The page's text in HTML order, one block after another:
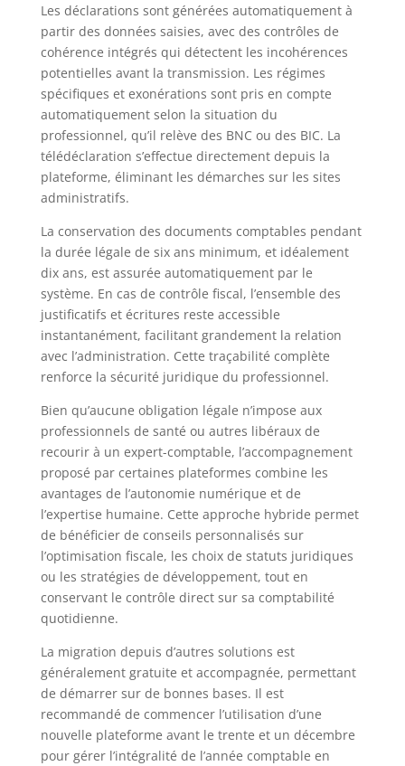
Les déclarations sont générées automatiquement à
partir des données saisies, avec des contrôles de
cohérence intégrés qui détectent les incohérences
potentielles avant la transmission. Les régimes
spécifiques et exonérations sont pris en compte
automatiquement selon la situation du
professionnel, qu’il relève des BNC ou des BIC. La
télédéclaration s’effectue directement depuis la
plateforme, éliminant les démarches sur les sites
administratifs.
La conservation des documents comptables pendant
la durée légale de six ans minimum, et idéalement
dix ans, est assurée automatiquement par le
système. En cas de contrôle fiscal, l’ensemble des
justificatifs et écritures reste accessible
instantanément, facilitant grandement la relation
avec l’administration. Cette traçabilité complète
renforce la sécurité juridique du professionnel.
Bien qu’aucune obligation légale n’impose aux
professionnels de santé ou autres libéraux de
recourir à un expert-comptable, l’accompagnement
proposé par certaines plateformes combine les
avantages de l’autonomie numérique et de
l’expertise humaine. Cette approche hybride permet
de bénéficier de conseils personnalisés sur
l’optimisation fiscale, les choix de statuts juridiques
ou les stratégies de développement, tout en
conservant le contrôle direct sur sa comptabilité
quotidienne.
La migration depuis d’autres solutions est
généralement gratuite et accompagnée, permettant
de démarrer sur de bonnes bases. Il est
recommandé de commencer l’utilisation d’une
nouvelle plateforme avant le trente et un décembre
pour gérer l’intégralité de l’année comptable en